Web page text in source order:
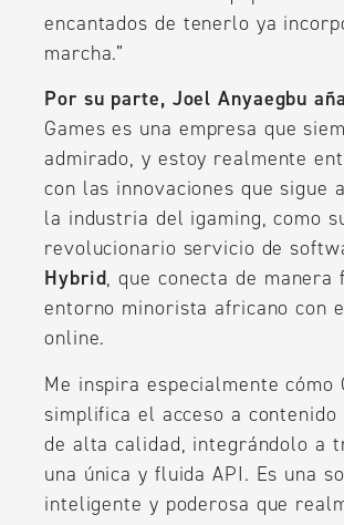
encantados de tenerlo ya
marcha.”
Por su parte, Joel Anyaegbu
Games es una empresa que
admirado, y estoy realmente
con las innovaciones que sigue
la industria del igaming, como
revolucionario servicio de
Hybrid, que conecta de manera
entorno minorista africano con
online.
Me inspira especialmente cómo
simplifica el acceso a contenido
de alta calidad, integrándolo a
una única y fluida API. Es una
inteligente y poderosa que